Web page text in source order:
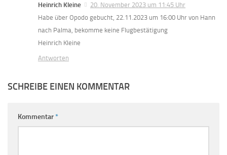
Heinrich Kleine
20. November 2023 um 11:45 Uhr
Habe über Opodo gebucht, 22.11.2023 um 16:00 Uhr von Hann
nach Palma, bekomme keine Flugbestätigung
Heinrich Kleine
Antworten
SCHREIBE EINEN KOMMENTAR
Kommentar*